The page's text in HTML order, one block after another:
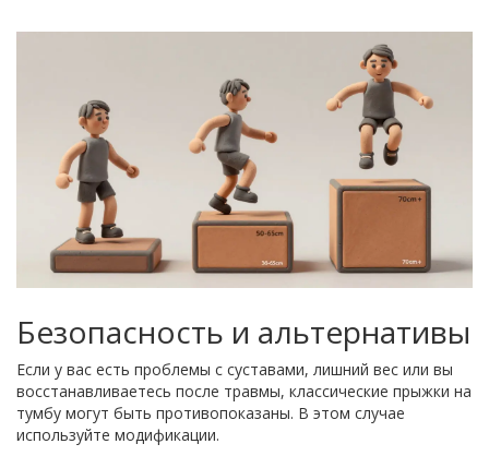
Безопасность и альтернативы
Если у вас есть проблемы с суставами, лишний вес или вы
восстанавливаетесь после травмы, классические прыжки на
тумбу могут быть противопоказаны. В этом случае
используйте модификации.